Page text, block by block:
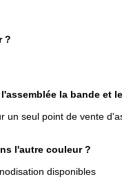
?
la bande et
un seul point de vente
l'autre couleur ?
disponibles